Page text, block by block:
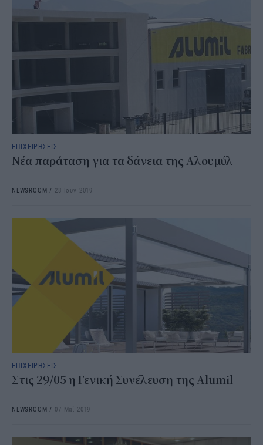
ΕΠΙΧΕΙΡΗΣΕΙΣ
Νέα παράταση για τα δάνεια της Αλουμύλ
NEWSROOM / 28 Ιουν 2019
ΕΠΙΧΕΙΡΗΣΕΙΣ
Στις 29/05 η Γενική Συνέλευση της Alumil
NEWSROOM / 07 Μαΐ 2019